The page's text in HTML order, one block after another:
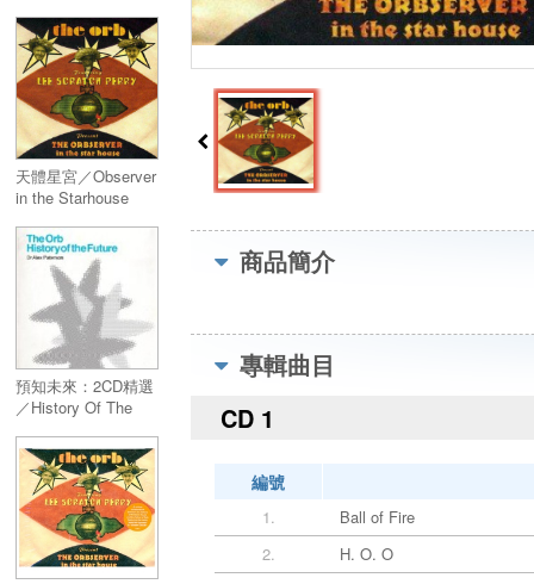
Deluxe Edition
(2CD)
天體星宮／Observer
in the Starhouse
預知未來：2CD精選
／History Of The
商品簡介
專輯曲目
CD 1
編號
1.
Ball of Fire
2.
H. O. O